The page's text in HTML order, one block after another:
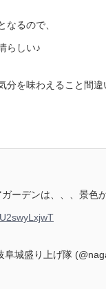
なるので、
らしい♪
分を味わえること間
ーデンは、、、景色
城盛り上げ隊